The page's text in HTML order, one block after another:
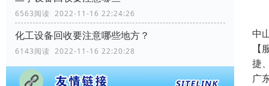
6563阅读 2022-11-16 22:24:26
化工设备回收要注意哪些地方？
6143阅读 2022-11-16 22:20:28
中
捷
广